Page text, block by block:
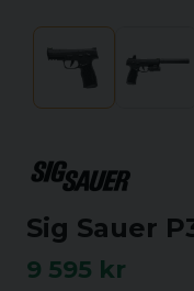
Sig Sauer
9 595 kr